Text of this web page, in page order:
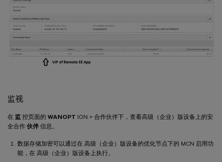
监视
在 监 控页面的 WANOPT ION > 合作伙伴下，查看高级（企业）版设备上的安
全合作 伙伴 信息。
数据存储加密可以通过在 高级（企业）版设备的优化节点下的 MCN 启用功
能，在 高级（企业）版设备上执行。